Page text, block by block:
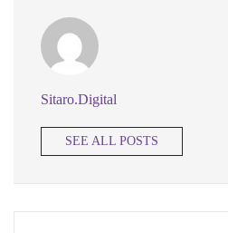
Sitaro.digital
SEE ALL POSTS